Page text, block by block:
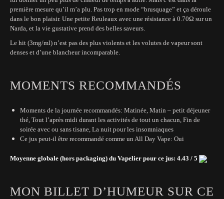
première mesure qu’il m’a plu. Pas trop en mode “brusquage” et ça déroule
dans le bon plaisir. Une petite Reuleaux avec une résistance à 0.70Ω sur un
Narda, et la vie gustative prend des belles saveurs.
Le hit (3mg/ml) n’est pas des plus violents et les volutes de vapeur sont
denses et d’une blancheur incomparable.
MOMENTS RECOMMANDÉS
Moments de la journée recommandés: Matinée, Matin – petit déjeuner
thé, Tout l’après midi durant les activités de tout un chacun, Fin de
soirée avec ou sans tisane, La nuit pour les insomniaques
Ce jus peut-il être recommandé comme un All Day Vape: Oui
Moyenne globale (hors packaging) du Vapelier pour ce jus: 4.43 / 5
MON BILLET D’HUMEUR SUR CE